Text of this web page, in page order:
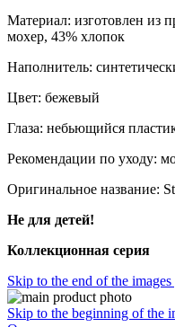
Материал: изготовлен из
мохер, 43% хлопок
Наполнитель:
Цвет: бежевый
Глаза: небьющийся
Рекомендации по уходу:
Оригинальное название:
Не для детей!
Коллекционная серия
Skip to the end of the
Skip to the beginning of the